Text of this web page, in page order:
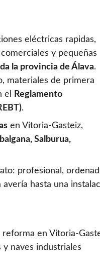
eléctricas rapidas,
y pequeñas
la provincia de Álava.
materiales de primera
el
Reglamento
.
en Vitoria-Gasteiz,
Salburua,
profesional,
hasta una
reforma en Vitoria-
y naves industriales